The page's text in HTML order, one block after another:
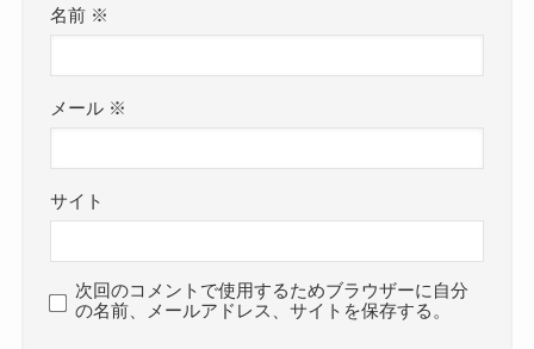
名前 ※
メール ※
サイト
次回のコメントで使用するためブラウザーに自分
の名前、メールアドレス、サイトを保存する。